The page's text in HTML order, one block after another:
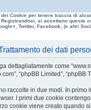
Cookie per tenere traccia di
si accettano queste
Twitter, Facebook, (e altri
dei dati
dettagliatamente come
“phpBB Limited”,
raccolte in due modi. In
I primi due cookie
cookie viene creato quando